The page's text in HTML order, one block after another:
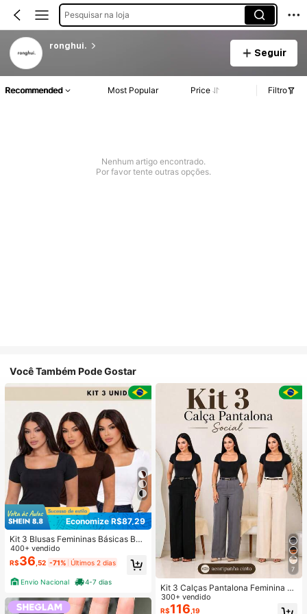
Pesquisar na loja
ronghui.
Seguir
Recommended Most Popular Price Filtro
Nenhum artigo encontrado.
Por favor tente outras opções.
Você Também Pode Gostar
Economize R$87,29
Kit 3 Blusas Femininas Básicas Bab
y Look Blusinha Decote Quadrado
Manga Curta Cropped Suplex Com
Forro Modeladora Casual Versátil Bl
ogueira
400+ vendido
R$36 ,52 -71% Últimos 2 dias
Envio Nacional 4-7 dias
7
Kit 3 Calças Pantalona Feminina Al
faiataria Social Com Cinto
300+ vendido
R$116,19